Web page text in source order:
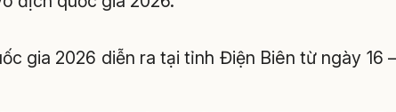
gia 2026 diễn ra tại tỉnh Điện Biên từ ngày 16 –